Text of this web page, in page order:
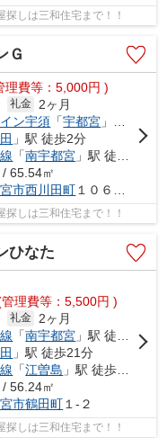
しは三和住宅まで！！
Ｇ
理費等：5,000円 )
礼金
2ヶ月
ン宇須 「宇都宮 」駅 バス25分 「鶴田駅」 停歩3分
」駅 徒歩2分
「南宇都宮 」駅 徒歩23分
65.54㎡
市西川田町 １０６５-８
しは三和住宅まで！！
ひなた
理費等：5,500円 )
礼金
2ヶ月
「南宇都宮 」駅 徒歩8分
」駅 徒歩21分
「江曽島 」駅 徒歩37分
56.24㎡
市鶴田町 １-２
しは三和住宅まで！！